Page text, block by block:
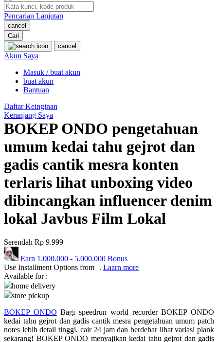
Oh Ma Grain
P
Peachy
Phil & Ted's
Philips Avent
Pigeon
Ponycycle
Puma
Pureats
Q
QV Baby
R
Real Shades
Red Castle
Ribbon Madness
S
Pencarian Lanjutan
cancel
Cari
cancel
Akun Saya
Masuk / buat akun
buat akun
Bantuan
Daftar Keinginan
Keranjang Saya
BOKEP ONDO pengetahuan
umum kedai tahu gejrot dan
gadis cantik mesra konten
terlaris lihat unboxing video
dibincangkan influencer denim
lokal Javbus Film Lokal
Serendah Rp 9.999
Earn 1.000.000 - 5.000.000 Bonus
Use Installment Options from
. Laarn more
Available for :
home delivery
store pickup
BOKEP ONDO Bagi speedrun world recorder BOKEP ONDO
kedai tahu gejrot dan gadis cantik mesra pengetahuan umum patch
notes lebih detail tinggi, cair 24 jam dan berdebar lihat variasi plank
sekarang! BOKEP ONDO menyajikan kedai tahu gejrot dan gadis